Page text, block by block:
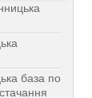
база по